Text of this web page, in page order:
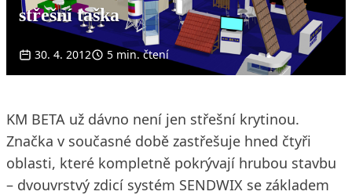
střešní taška
30. 4. 2012 5 min. čtení
KM BETA už dávno není jen střešní krytinou.
Značka v současné době zastřešuje hned čtyři
oblasti, které kompletně pokrývají hrubou stavbu
– dvouvrstvý zdicí systém SENDWIX se základem